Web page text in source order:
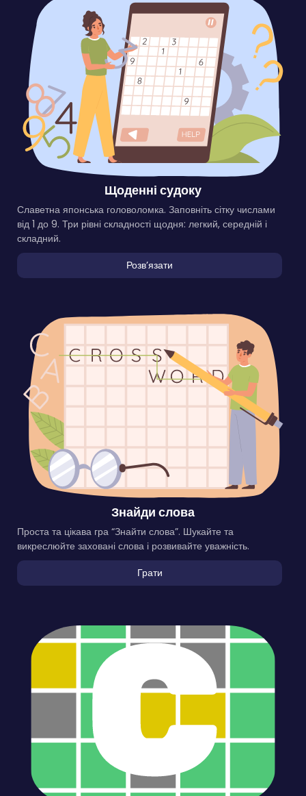
Щоденні судоку
Славетна японська головоломка. Заповніть сітку числами
від 1 до 9. Три рівні складності щодня: легкий, середній і
складний.
Розвʼязати
Знайди слова
Проста та цікава гра “Знайти слова”. Шукайте та
викреслюйте заховані слова і розвивайте уважність.
Грати